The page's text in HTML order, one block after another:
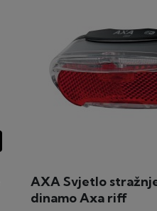
AXA Svjetlo
dinamo Axa riff